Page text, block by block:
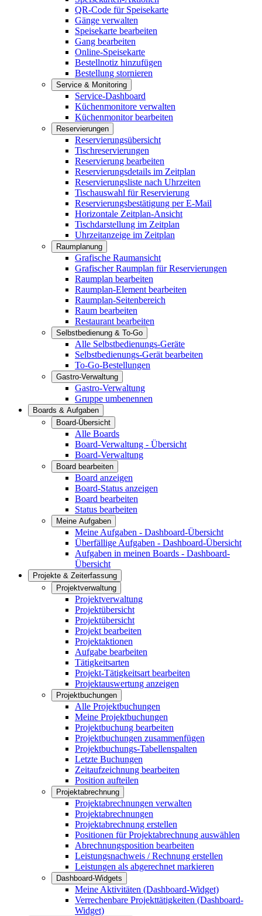
QR-Code für Speisekarte
Gänge verwalten
Speisekarte bearbeiten
Gang bearbeiten
Online-Speisekarte
Bestellnotiz hinzufügen
Bestellung stornieren
Service & Monitoring
Service-Dashboard
Küchenmonitore verwalten
Küchenmonitor bearbeiten
Reservierungen
Reservierungsübersicht
Tischreservierungen
Reservierung bearbeiten
Reservierungsdetails im Zeitplan
Reservierungsliste nach Uhrzeiten
Tischauswahl für Reservierung
Reservierungsbestätigung per E-Mail
Horizontale Zeitplan-Ansicht
Tischdarstellung im Zeitplan
Uhrzeitanzeige im Zeitplan
Raumplanung
Grafische Raumansicht
Grafischer Raumplan für Reservierungen
Raumplan bearbeiten
Raumplan-Element bearbeiten
Raumplan-Seitenbereich
Raum bearbeiten
Restaurant bearbeiten
Selbstbedienung & To-Go
Alle Selbstbedienungs-Geräte
Selbstbedienungs-Gerät bearbeiten
To-Go-Bestellungen
Gastro-Verwaltung
Gastro-Verwaltung
Gruppe umbenennen
Boards & Aufgaben
Board-Übersicht
Alle Boards
Board-Verwaltung - Übersicht
Board-Verwaltung
Board bearbeiten
Board anzeigen
Board-Status anzeigen
Board bearbeiten
Status bearbeiten
Meine Aufgaben
Meine Aufgaben - Dashboard-Übersicht
Überfällige Aufgaben - Dashboard-Übersicht
Aufgaben in meinen Boards - Dashboard-
Übersicht
Projekte & Zeiterfassung
Projektverwaltung
Projektverwaltung
Projektübersicht
Projektübersicht
Projekt bearbeiten
Projektaktionen
Aufgabe bearbeiten
Tätigkeitsarten
Projekt-Tätigkeitsart bearbeiten
Projektauswertung anzeigen
Projektbuchungen
Alle Projektbuchungen
Meine Projektbuchungen
Projektbuchung bearbeiten
Projektbuchungen zusammenfügen
Projektbuchungs-Tabellenspalten
Letzte Buchungen
Zeitaufzeichnung bearbeiten
Position aufteilen
Projektabrechnung
Projektabrechnungen verwalten
Projektabrechnungen
Projektabrechnung erstellen
Positionen für Projektabrechnung auswählen
Abrechnungsposition bearbeiten
Leistungsnachweis / Rechnung erstellen
Leistungen als abgerechnet markieren
Dashboard-Widgets
Meine Aktivitäten (Dashboard-Widget)
Verrechenbare Projekttätigkeiten (Dashboard-
Widget)